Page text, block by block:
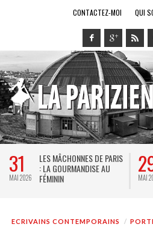
CONTACTEZ-MOI QUI
MÂCHONNES DE PARIS
GOURMANDISE AU
29
EXPO
FIL DE
D’ENFANCE
ECRIVAINS CONTEMPORAINS